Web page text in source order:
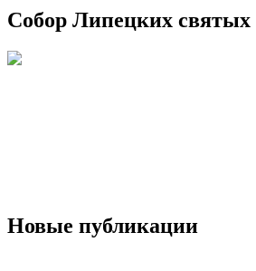
Собор Липецких святых
Новые публикации